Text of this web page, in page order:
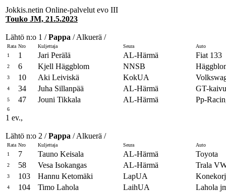
Jokkis.netin Online-palvelut evo III
Touko JM, 21.5.2023
Lähtö n:o 1 /Pappa / Alkuerä /
Rata Nro Kuljettaja Seura
Auto
1
1 Jari Perälä AL-Härmä Fiat 133
2 6 Kjell Häggblom NNSB
3 10 Aki Leiviskä KokUA
4 34 Juha Sillanpää AL-Härmä GT-
5 47 Jouni Tikkala AL-Härmä Pp-
6
1 ev.,
Lähtö n:o 2 /Pappa / Alkuerä /
Rata Nro Kuljettaja Seura
Auto
1
7 Tauno Keisala AL-Härmä Toyota
2 58 Vesa Isokangas AL-Härmä Trala
3 103 Hannu Ketomäki LapUA
4 104 Timo Lahola LaihUA Lahola